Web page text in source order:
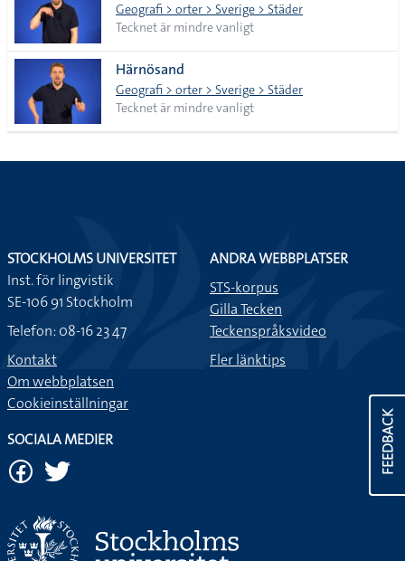
Geografi > orter > Sverige > Städer
Tecknet är mindre vanligt
Härnösand
Geografi > orter > Sverige > Städer
Tecknet är mindre vanligt
FEEDBACK
STOCKHOLMS UNIVERSITET
Inst. för lingvistik
SE-106 91 Stockholm
Telefon: 08-16 23 47
Kontakt
Om webbplatsen
Cookieinställningar
ANDRA WEBBPLATSER
STS-korpus
Gilla Tecken
Teckenspråksvideo
Fler länktips
SOCIALA MEDIER